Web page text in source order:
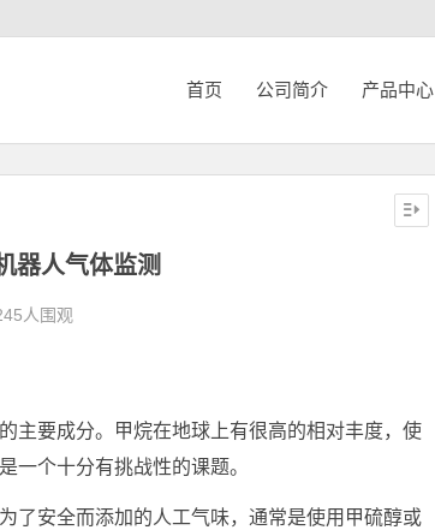
首页 公司简介 产品中心
器人气体监测
人围观
主要成分。甲烷在地球上有很高的相对丰度，使
一个十分有挑战性的课题。
了安全而添加的人工气味，通常是使用甲硫醇或